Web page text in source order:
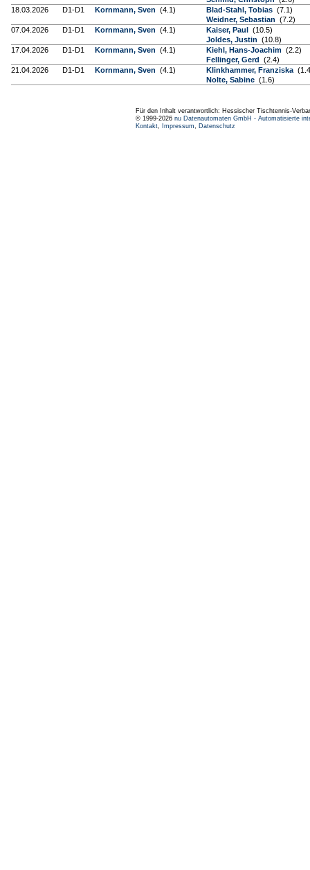
18.03.2026
D1-D1 Kornmann, Sven (4.1) Blad-Stahl, Tobias (7.1)
Weidner, Sebastian (7.2)
07.04.2026
D1-D1 Kornmann, Sven (4.1) Kaiser, Paul (10.5)
Joldes, Justin (10.8)
17.04.2026
D1-D1 Kornmann, Sven (4.1) Kiehl, Hans-Joachim (2.2)
Fellinger, Gerd (2.4)
21.04.2026
D1-D1 Kornmann, Sven (4.1) Klinkhammer, Franziska
Nolte, Sabine (1.6)
Für den Inhalt verantwortlich: Hessischer Tischtennis-
© 1999-2026 nu Datenautomaten GmbH - Automatisierte
Kontakt, Impressum, Datenschutz